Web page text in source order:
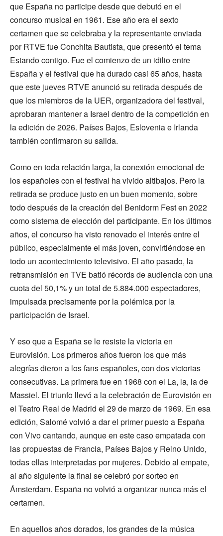
que España no participe desde que debutó en el
concurso musical en 1961. Ese año era el sexto
certamen que se celebraba y la representante enviada
por RTVE fue Conchita Bautista, que presentó el tema
Estando contigo. Fue el comienzo de un idilio entre
España y el festival que ha durado casi 65 años, hasta
que este jueves RTVE anunció su retirada después de
que los miembros de la UER, organizadora del festival,
aprobaran mantener a Israel dentro de la competición en
la edición de 2026. Países Bajos, Eslovenia e Irlanda
también confirmaron su salida.
Como en toda relación larga, la conexión emocional de
los españoles con el festival ha vivido altibajos. Pero la
retirada se produce justo en un buen momento, sobre
todo después de la creación del Benidorm Fest en 2022
como sistema de elección del participante. En los últimos
años, el concurso ha visto renovado el interés entre el
público, especialmente el más joven, convirtiéndose en
todo un acontecimiento televisivo. El año pasado, la
retransmisión en TVE batió récords de audiencia con una
cuota del 50,1% y un total de 5.884.000 espectadores,
impulsada precisamente por la polémica por la
participación de Israel.
Y eso que a España se le resiste la victoria en
Eurovisión. Los primeros años fueron los que más
alegrías dieron a los fans españoles, con dos victorias
consecutivas. La primera fue en 1968 con el La, la, la de
Massiel. El triunfo llevó a la celebración de Eurovisión en
el Teatro Real de Madrid el 29 de marzo de 1969. En esa
edición, Salomé volvió a dar el primer puesto a España
con Vivo cantando, aunque en este caso empatada con
las propuestas de Francia, Países Bajos y Reino Unido,
todas ellas interpretadas por mujeres. Debido al empate,
al año siguiente la final se celebró por sorteo en
Ámsterdam. España no volvió a organizar nunca más el
certamen.
En aquellos años dorados, los grandes de la música